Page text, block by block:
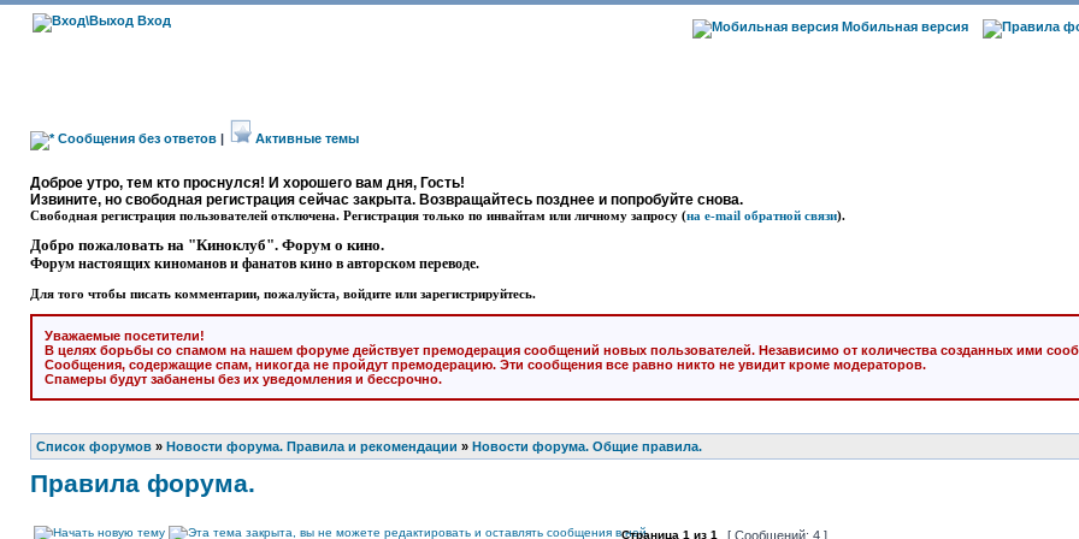
Вход Мобильная версия
Сообщения без ответов | Активные темы
Доброе утро, тем кто проснулся! И хорошего вам дня, Гость!
Извините, но свободная регистрация сейчас закрыта. Возвращайтесь позднее и попробуйте снова.
Свободная регистрация пользователей отключена. Регистрация только по инвайтам или личному запросу (на e-mail обратной связи).
Добро пожаловать на "Киноклуб". Форум о кино.
Форум настоящих киноманов и фанатов кино в авторском переводе.
Для того чтобы писать комментарии, пожалуйста, войдите или зарегистрируйтесь.
Уважаемые посетители!
В целях борьбы со спамом на нашем форуме действует премодерация сообщений новых пользователей. Независимо от количества созданных ими
Сообщения, содержащие спам, никогда не пройдут премодерацию. Эти сообщения все равно никто не увидит кроме модераторов.
Спамеры будут забанены без их уведомления и бессрочно.
Список форумов » Новости форума. Правила и рекомендации » Новости форума. Общие правила.
Правила форума.
Страница 1 из 1 [ Сообщений: 4 ]